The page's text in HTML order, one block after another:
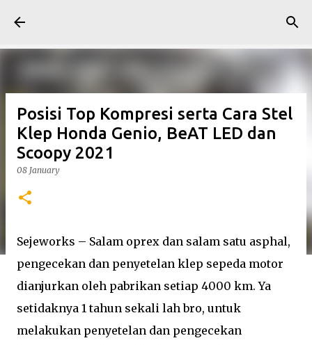
Posisi Top Kompresi serta Cara Stel
Klep Honda Genio, BeAT LED dan
Scoopy 2021
08 January
Sejeworks – Salam oprex dan salam satu asphal,
pengecekan dan penyetelan klep sepeda motor
dianjurkan oleh pabrikan setiap 4000 km. Ya
setidaknya 1 tahun sekali lah bro, untuk
melakukan penyetelan dan pengecekan